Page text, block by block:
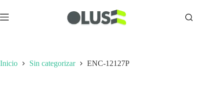
Inicio Sin categorizar ENC-12127P